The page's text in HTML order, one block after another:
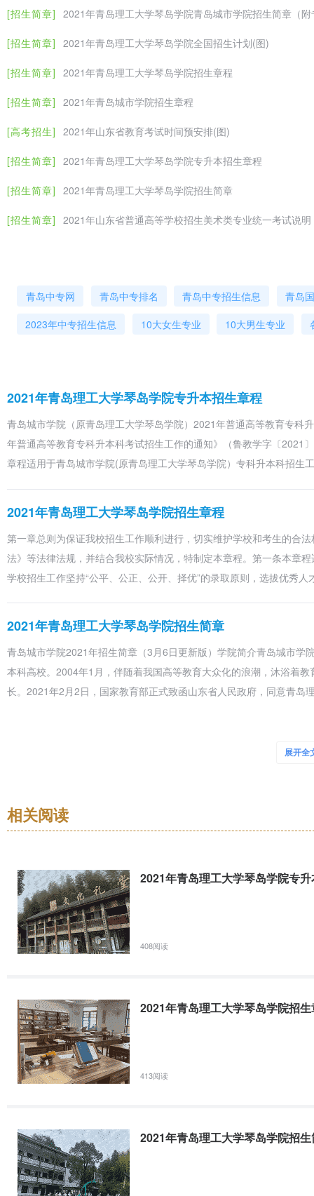
第十四条 招生专业、计划：我院专升本招生计划通过山东省教育厅
第六章 招生录取
第十五条 招生录取严格按《山东省教育厅关于做好2021年普通高等
公开、择优”的录取原则，高校推荐考生进档后，学院根据考生专升
由省教育招生考试院根据考生4门公共基础课总成绩、所报志愿，以增
第十七条 录取考生名单可在山东省教育招生考试院网站或青岛城市
果，我院统一印制并发放录取通知书。
入学资格。
的授予相应学位。
第八章 收费标准及资助政策
勤工助学等资助项目。资助条件和标准由学院根据学生家庭经济情
（鲁财科教〔2020〕15号）以及学校相关规定执行。
第九章 其他
第二十一条 为便于考生获取信息，我院所有专升本考试信息将通过学
第二十三条 新生录取入学后不得转专业。
第二十四条 我院不与任何社会中介或培训机构进行合作。社会上所有
第二十五条 我院招生章程经山东省教育厅审核并备案，可登
http://www.***.cn 查询。
第二十七条 联系方式：
学院地址：山东省青岛市城阳区铁骑山路79号 邮编：266106
咨询电话：0532-86666668 86666267
学院网址： http://www.***.cn
E-mail：qdzb13378@***
[招生简章] 2021年青岛理工大学琴岛学院青岛城市学院招生简章（
[招生简章] 2021年青岛理工大学琴岛学院全国招生计划(图)
[招生简章] 2021年青岛理工大学琴岛学院招生章程
[招生简章] 2021年青岛城市学院招生章程
[高考招生] 2021年山东省教育考试时间预安排(图)
[招生简章] 2021年青岛理工大学琴岛学院专升本招生章程
[招生简章] 2021年青岛理工大学琴岛学院招生简章
[招生简章] 2021年山东省普通高等学校招生美术类专业统一考试说明
青岛中专网 青岛中专排名 青岛中专招生信息 青岛
2023年中专招生信息 10大女生专业 10大男生专业
2021年青岛理工大学琴岛学院专升本招生章程
青岛城市学院（原青岛理工大学琴岛学院）2021年普通高等教育专科
年普通高等教育专科升本科考试招生工作的通知》（鲁教学字〔2021
章程适用于青岛城市学院(原青岛理工大学琴岛学院）专科升本科招生
2021年青岛理工大学琴岛学院招生章程
第一章总则为保证我校招生工作顺利进行，切实维护学校和考生的合
法》等法律法规，并结合我校实际情况，特制定本章程。第一条本章
学校招生工作坚持“公平、公正、公开、择优”的录取原则，选拔优秀
2021年青岛理工大学琴岛学院招生简章
青岛城市学院2021年招生简章（3月6日更新版）学院简介青岛城市
本科高校。2004年1月，伴随着我国高等教育大众化的浪潮，沐浴着
长。2021年2月2日，国家教育部正式致函山东省人民政府，同意青岛
本章程适用于青岛理工大学琴岛学院专科升本科招生工作。我院坚持“
经国家教育部和山东省教育厅核准，我校2021年招生计划共5440人
辖市。招生类型有夏考本科、夏考专科、春考本科、专升本和中外
布的信息为准。注：分省分专业招生计划请以生源地省级教育招生考
标志着我校正式成为一所独立设置的全日制普通本科高校。学校位
1058亩，校舍建筑面积44万平方米，建有83个实验室、12个校内实
2013年青岛理工大学琴岛学院专升本招生简章
【2013】4号）和山东省教育招生考试院《关于做好山东省2013年
求，结合我院实际制定本招生简章。如有变化，按山东省教育厅和山
展开全
相关阅读
2021年青岛理工大学琴岛学院专
408阅读
2021年青岛理工大学琴岛学院招
413阅读
2021年青岛理工大学琴岛学院招